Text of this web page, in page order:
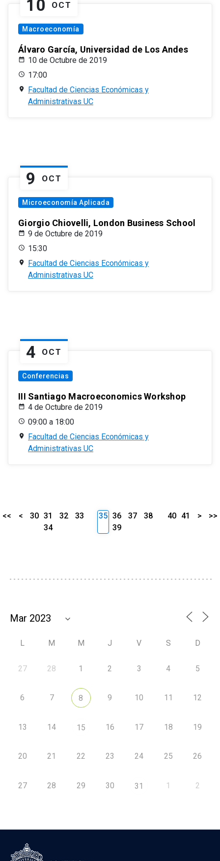
10 OCT
Macroeconomía
Álvaro García, Universidad de Los Andes
10 de Octubre de 2019
17:00
Facultad de Ciencias Económicas y
Administrativas UC
9 OCT
Microeconomía Aplicada
Giorgio Chiovelli, London Business School
9 de Octubre de 2019
15:30
Facultad de Ciencias Económicas y
Administrativas UC
4 OCT
Conferencias
III Santiago Macroeconomics Workshop
4 de Octubre de 2019
09:00 a 18:00
Facultad de Ciencias Económicas y
Administrativas UC
<< < 30 31 32
33
34
35 36 37
38
39
40 41 > >>
L M M J V S D
27 28 1 2 3 4 5
6 7 8 9 10 11 12
13 14 15 16 17 18 19
20 21 22 23 24 25 26
27 28 29 30 31 1 2